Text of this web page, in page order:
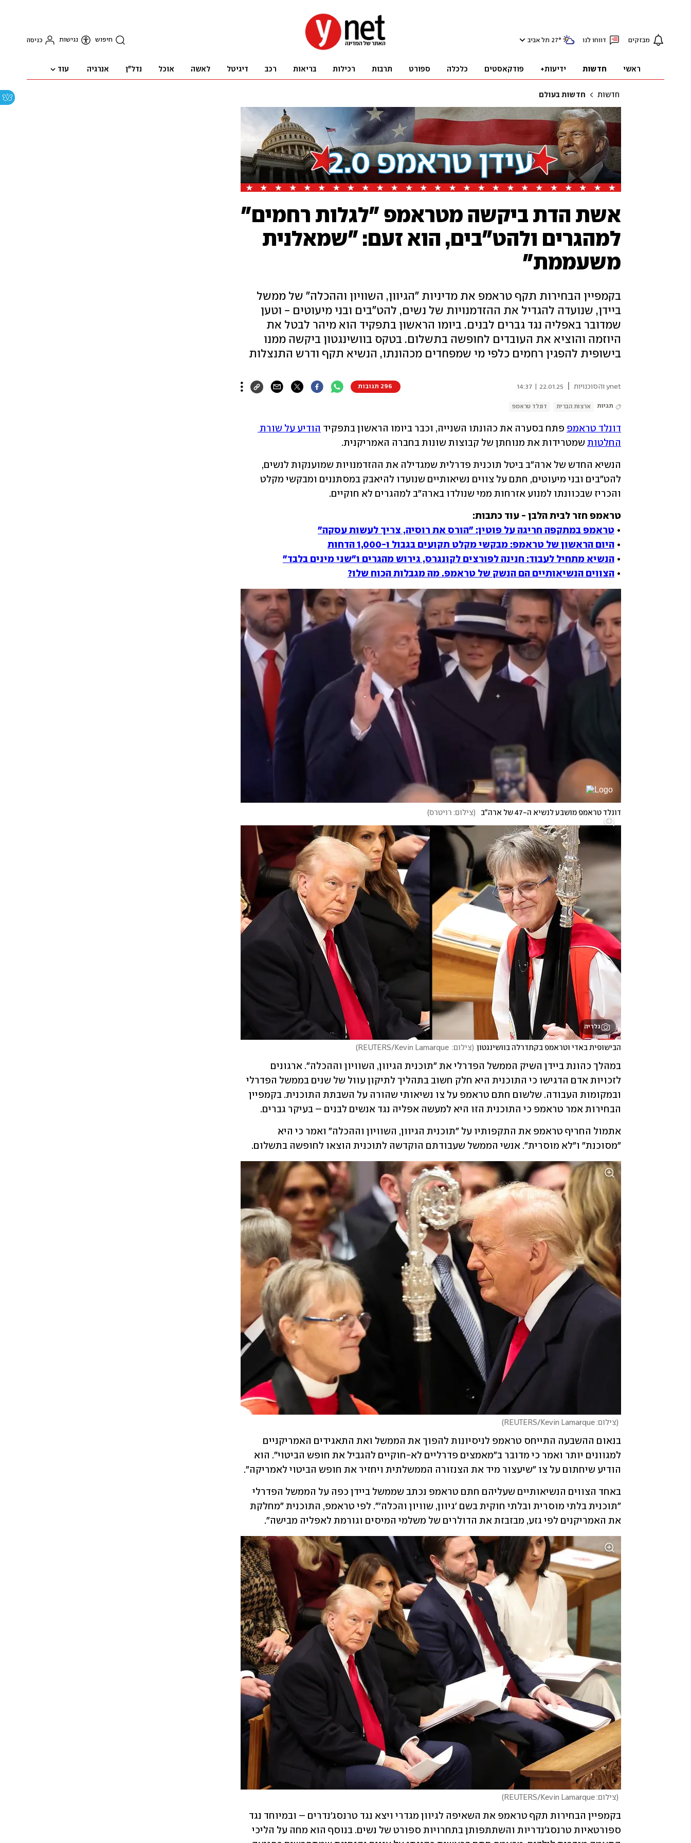
מבזקים דווחו לנו 27° תל אביב חיפוש נגישות כניסה
ראשי חדשות ידיעות+ פודקאסטים כלכלה ספורט תרבות רכילות בריאות רכב דיגיטל לאשה אוכל נדל"ן אנרגיה עוד
חדשות חדשות בעולם
אשת הדת ביקשה מטראמפ "לגלות רחמים"
למהגרים ולהט"בים, הוא זעם: "שמאלנית
משעממת"
בקמפיין הבחירות תקף טראמפ את מדיניות "הגיוון, השוויון וההכלה" של ממשל
ביידן, שנועדה להגדיל את ההזדמנויות של נשים, להט"בים ובני מיעוטים - וטען
שמדובר באפליה נגד גברים לבנים. ביומו הראשון בתפקיד הוא מיהר לבטל את
היוזמה והוציא את העובדים לחופשה בתשלום. בטקס בוושינגטון ביקשה ממנו
בישופית להפגין רחמים כלפי מי שמפחדים מכהונתו, הנשיא תקף ודרש התנצלות
ynet והסוכנויות 22.01.25 | 14:37 296 תגובות
תגיות ארצות הברית דונלד טראמפ
דונלד טראמפ פתח בסערה את כהונתו השנייה, וכבר ביומו הראשון בתפקיד
החלטות שמטרידות את מנוחתן של קבוצות שונות בחברה האמריקנית.
והכריז שבכוונתו למנוע אזרחות ממי שנולדו בארה"ב למהגרים לא חוקיים.
• טראמפ במתקפה חריגה על פוטין: "הורס את רוסיה, צריך לעשות עסקה"
• היום הראשון של טראמפ: מבקשי מקלט תקועים בגבול ו-1,000 הדחות
• הנשיא מתחיל לעבוד: חנינה לפורצים לקונגרס, גירוש מהגרים ו"שני מינים בלבד"
• הצווים הנשיאותיים הם הנשק של טראמפ. מה מגבלות הכוח שלו?
דונלד טראמפ מושבע לנשיא ה-47 של ארה"ב (צילום: רויטרס)
גלריה
הבישופית באדי וטראמפ בקתדרלה בוושינגטון (צילום:  REUTERS/Kevin Lamarque )
הבחירות אמר טראמפ כי התוכנית הזו היא למעשה אפליה נגד אנשים לבנים – בעיקר גברים.
"מסוכנת" ו"לא מוסרית". אנשי הממשל שעבודתם הוקדשה לתוכנית הוצאו לחופשה בתשלום.
(צילום: REUTERS/Kevin Lamarque )
הודיע שיחתום על צו "שיעצור מיד את הצנזורה הממשלתית ויחזיר את חופש הביטוי לאמריקה".
את האמריקנים לפי גזע, מבזבזת את הדולרים של משלמי המיסים וגורמת לאפליה מבישה".
(צילום: REUTERS/Kevin Lamarque )